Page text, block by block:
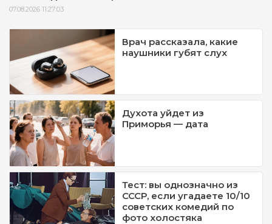
07.08.2026 11:27:03
Врач рассказала, какие
наушники губят слух
Духота уйдет из
Приморья — дата
Тест: вы однозначно из
СССР, если угадаете 10/10
советских комедий по
фото холостяка